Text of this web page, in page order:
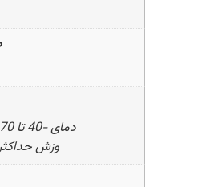
دمای -40 تا 70 درجه سانتی گراد
وزش حداکثر 100 متر بر